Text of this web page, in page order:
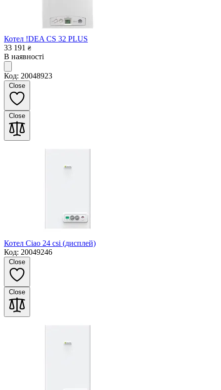
Котел !DEA CS 32 PLUS
33 191 ₴
В наявності
Код: 20048923
Close
Close
Котел Ciao 24 csi (дисплей)
Код: 20049246
Close
Close